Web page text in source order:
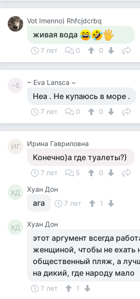
Vot Imenno) Rhfcjdcrbq
живая вода
7 лет 0 0
~E ~ Eva Lansca ~
Неа . Не купаюсь в море .
7 лет 0 0
ИГ Ирина Гавриловна
Конечно)а где туалеты?)
7 лет 5 0
ХД Хуан Дон
ага 7 лет 1
ХД Хуан Дон
этот аргумент всегда
женщиной, чтобы не ехать
общественный пляж, а
на дикий, где народу мало
7 лет 1